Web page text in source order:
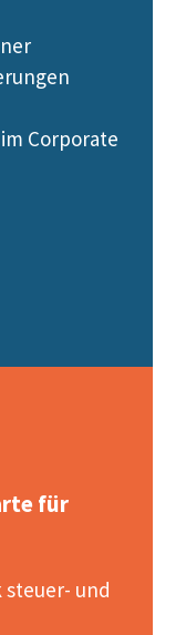
Corporate
für
und